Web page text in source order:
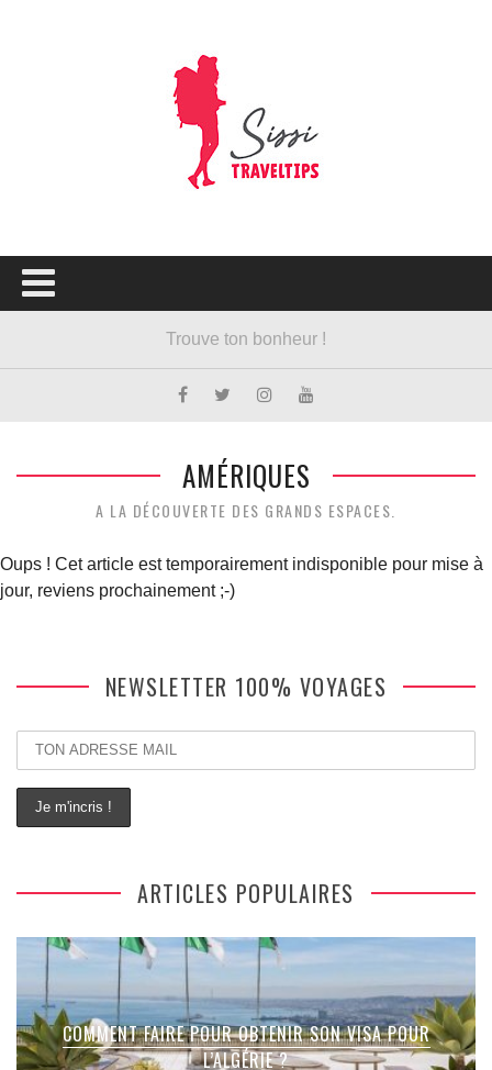
AMÉRIQUES
A LA DÉCOUVERTE DES GRANDS ESPACES.
Oups ! Cet article est temporairement indisponible pour mise à
jour, reviens prochainement ;-)
NEWSLETTER 100% VOYAGES
ARTICLES POPULAIRES
COMMENT FAIRE POUR OBTENIR SON VISA POUR
L’ALGÉRIE ?